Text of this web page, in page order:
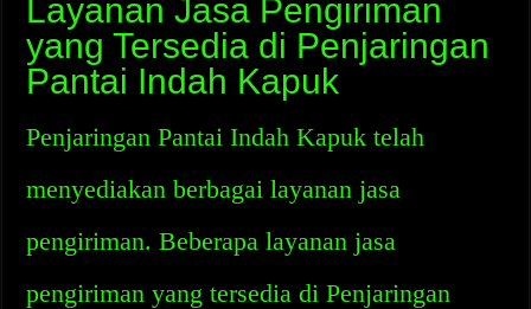
Layanan Jasa Pengiriman
yang Tersedia di Penjaringan
Pantai Indah Kapuk
Penjaringan Pantai Indah Kapuk telah
menyediakan berbagai layanan jasa
pengiriman. Beberapa layanan jasa
pengiriman yang tersedia di Penjaringan